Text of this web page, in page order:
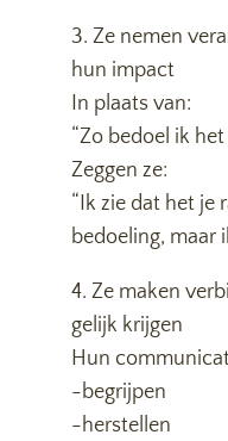
3. Ze nemen
hun impact
In plaats van:
“Zo bedoel ik het
Zeggen ze:
“Ik zie dat het je
bedoeling, maar
4. Ze maken
gelijk krijgen
Hun
-begrijpen
-herstellen